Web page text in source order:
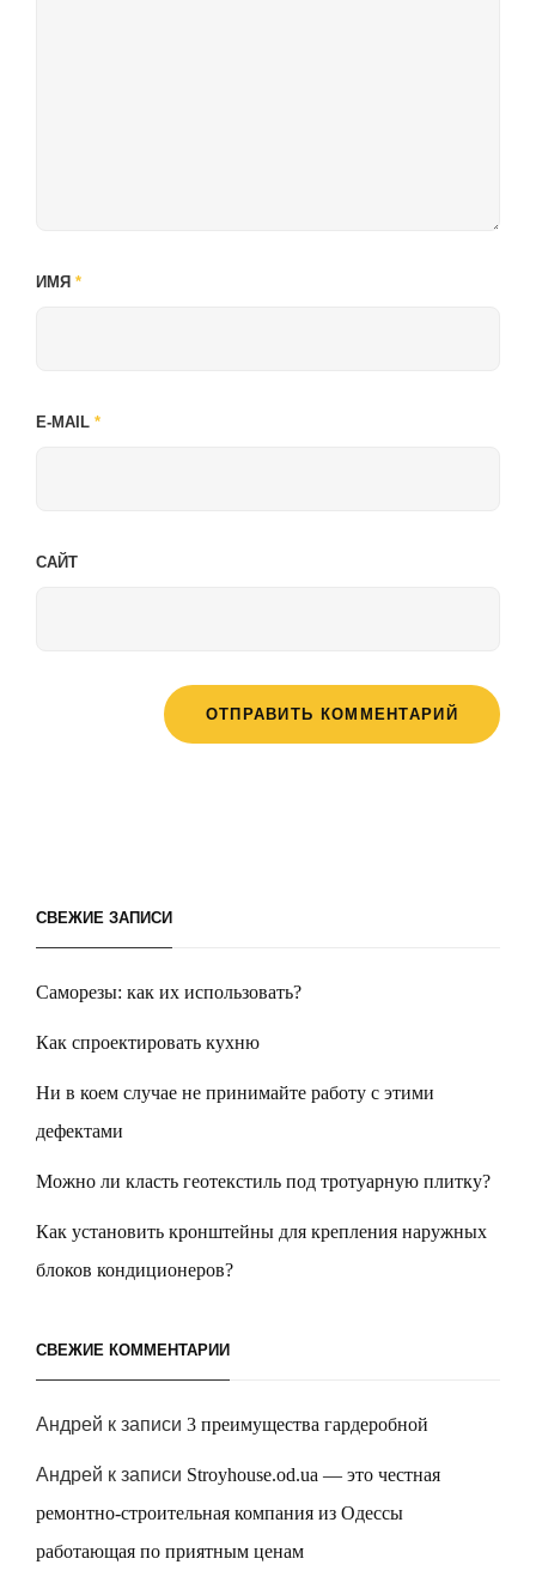
ИМЯ *
E-MAIL *
САЙТ
СВЕЖИЕ ЗАПИСИ
Саморезы: как их использовать?
Как спроектировать кухню
Ни в коем случае не принимайте работу с этими
дефектами
Можно ли класть геотекстиль под тротуарную плитку?
Как установить кронштейны для крепления наружных
блоков кондиционеров?
СВЕЖИЕ КОММЕНТАРИИ
Андрей к записи 3 преимущества гардеробной
Андрей к записи Stroyhouse.od.ua — это честная
ремонтно-строительная компания из Одессы
работающая по приятным ценам